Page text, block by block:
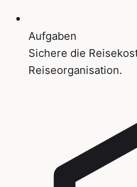
Aufgaben
Sichere die
Reiseorganisation.